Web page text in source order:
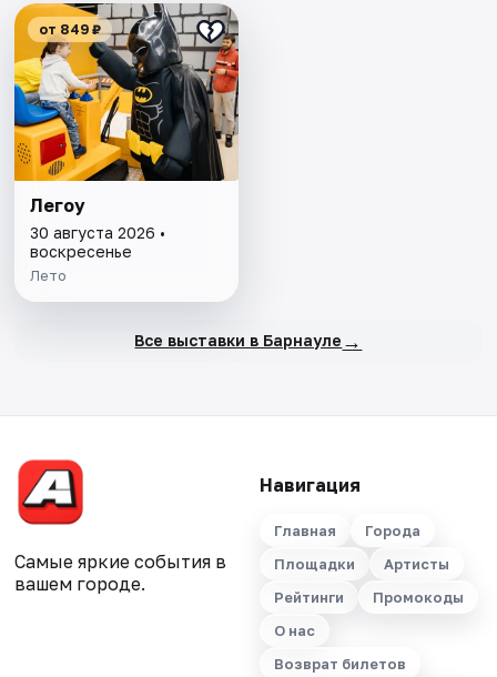
от 849 ₽
Легоу
30 августа 2026 •
воскресенье
Лето
Все выставки в Барнауле →
Самые яркие события в
вашем городе.
Навигация
Главная
Города
Площадки
Артисты
Рейтинги
Промокоды
О нас
Возврат билетов